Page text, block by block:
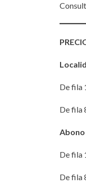
De fila
De fila
Abono
De fila
De fila